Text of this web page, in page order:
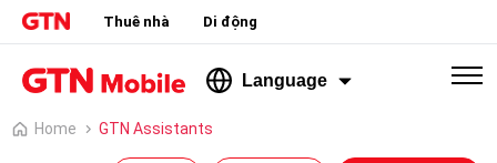
Thuê nhà Di động
Language
Home GTN Assistants